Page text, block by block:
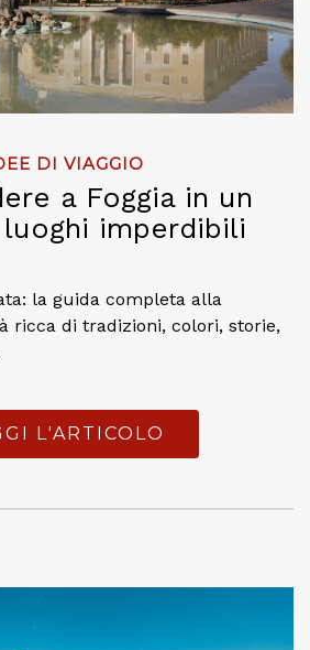
DI VIAGGIO
a Foggia in un
imperdibili
la guida completa alla
ricca di tradizioni, colori, storie,
L'ARTICOLO